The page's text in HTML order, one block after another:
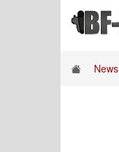
News